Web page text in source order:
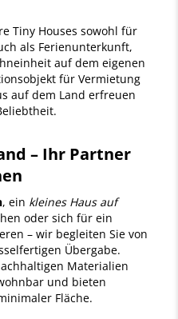
Tiny Houses sowohl für
als Ferienunterkunft,
auf dem eigenen
für Vermietung
auf dem Land erfreuen
– Ihr Partner
, ein kleines Haus auf
oder sich für ein
– wir begleiten Sie von
Übergabe.
Materialien
und bieten
Fläche.